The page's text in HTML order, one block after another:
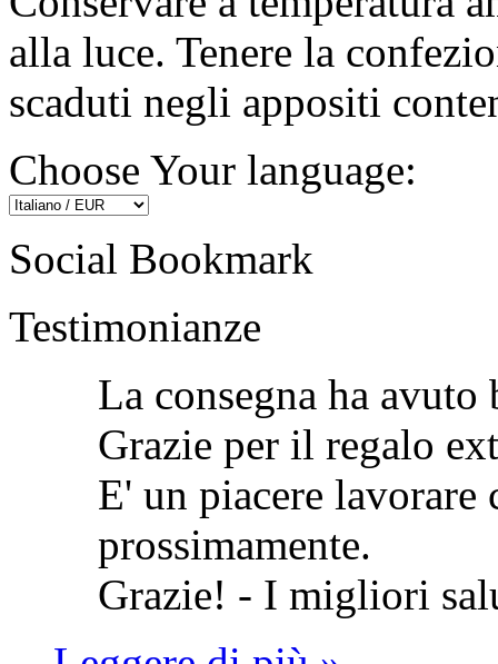
alla luce. Tenere la
scaduti negli appositi
Choose Your language:
Social Bookmark
Testimonianze
La consegna ha avuto
Grazie per il regalo
E' un piacere
prossimamente.
Grazie! - I migliori